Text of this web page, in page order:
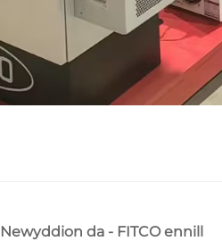
Newyddion da - FITCO ennill